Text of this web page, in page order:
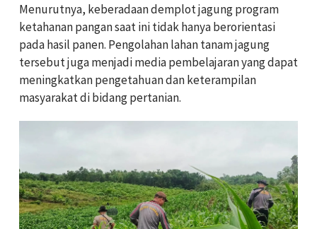
Menurutnya, keberadaan demplot jagung program
ketahanan pangan saat ini tidak hanya berorientasi
pada hasil panen. Pengolahan lahan tanam jagung
tersebut juga menjadi media pembelajaran yang dapat
meningkatkan pengetahuan dan keterampilan
masyarakat di bidang pertanian.